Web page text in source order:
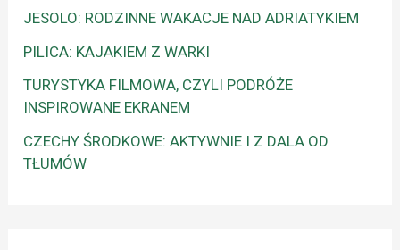
JESOLO: RODZINNE WAKACJE NAD ADRIATYKIEM
PILICA: KAJAKIEM Z WARKI
TURYSTYKA FILMOWA, CZYLI PODRÓŻE
INSPIROWANE EKRANEM
CZECHY ŚRODKOWE: AKTYWNIE I Z DALA OD
TŁUMÓW